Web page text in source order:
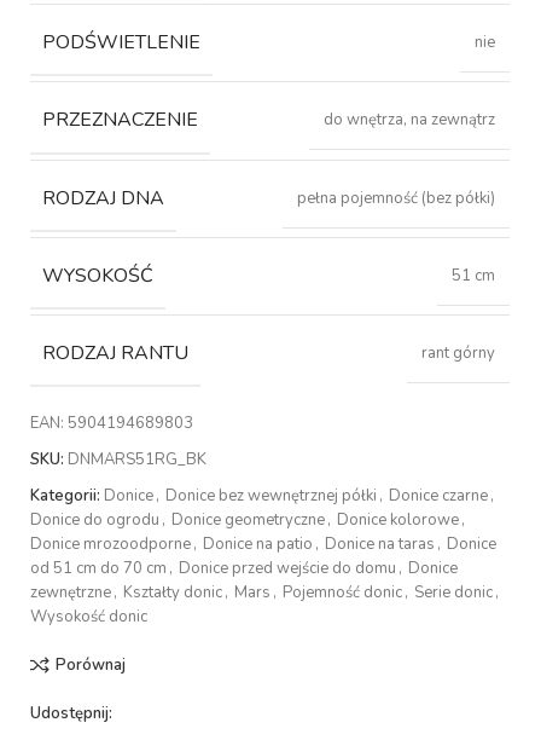
PODŚWIETLENIE nie
PRZEZNACZENIE do wnętrza, na zewnątrz
RODZAJ DNA pełna pojemność (bez półki)
WYSOKOŚĆ 51 cm
RODZAJ RANTU rant górny
EAN: 5904194689803
SKU: DNMARS51RG_BK
Kategorii: Donice, Donice bez wewnętrznej półki , Donice czarne,
Donice do ogrodu , Donice geometryczne, Donice kolorowe,
Donice mrozoodporne, Donice na patio , Donice na taras , Donice
od 51 cm do 70 cm , Donice przed wejście do domu , Donice
zewnętrzne, Kształty donic, Mars , Pojemność donic, Serie donic,
Wysokość donic
Porównaj
Udostępnij: